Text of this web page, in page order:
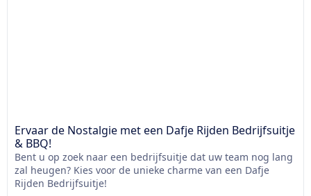
Ervaar de Nostalgie met een Dafje Rijden Bedrijfsuitje
& BBQ!
Bent u op zoek naar een bedrijfsuitje dat uw team nog lang
zal heugen? Kies voor de unieke charme van een Dafje
Rijden Bedrijfsuitje!